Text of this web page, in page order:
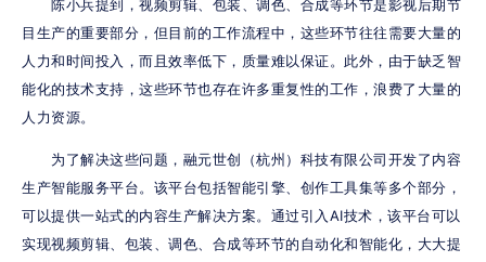
目生产的重要部分，但目前的工作流程中，这些环节往往需要大量的
人力和时间投入，而且效率低下，质量难以保证。此外，由于缺乏智
能化的技术支持，这些环节也存在许多重复性的工作，浪费了大量的
人力资源。
生产智能服务平台。该平台包括智能引擎、创作工具集等多个部分，
可以提供一站式的内容生产解决方案。通过引入AI技术，该平台可以
实现视频剪辑、包装、调色、合成等环节的自动化和智能化，大大提